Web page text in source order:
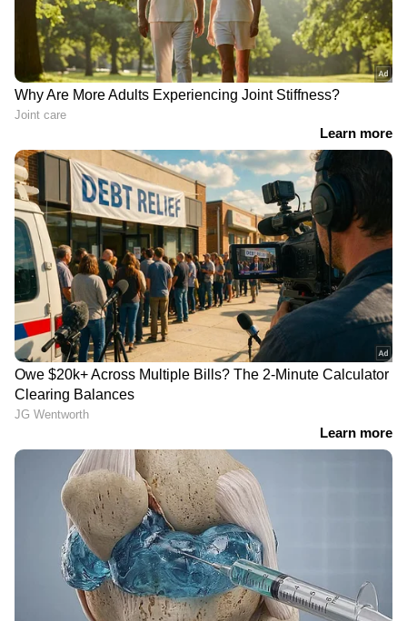
രക്ഷപ്പെടാൻ നീക്കം;
രഹസ്യവിവരത്തിൽ അർജുൻ
ആയങ്കിയെ പൂട്ടി